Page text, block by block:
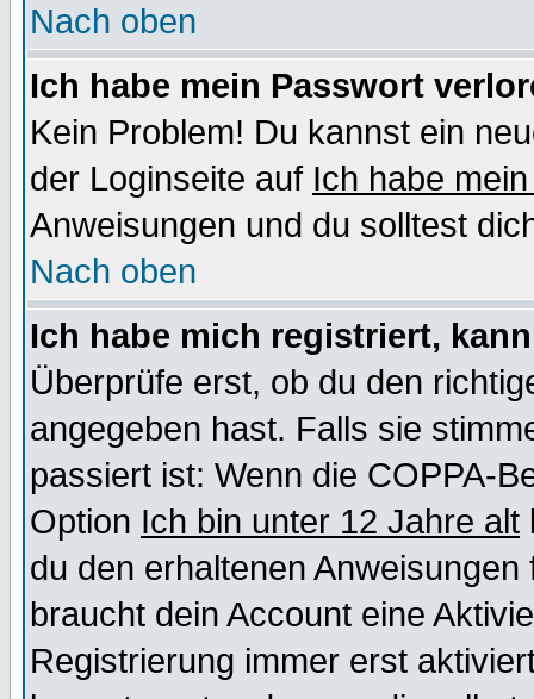
Nach oben
Ich habe mein Passwort
Kein Problem! Du kannst ein
der Loginseite auf Ich habe
Anweisungen und du solltest
Nach oben
Ich habe mich registriert,
Überprüfe erst, ob du den
angegeben hast. Falls sie
passiert ist: Wenn die COPPA-
Option Ich bin unter 12 Jahre alt
du den erhaltenen
braucht dein Account eine
Registrierung immer erst